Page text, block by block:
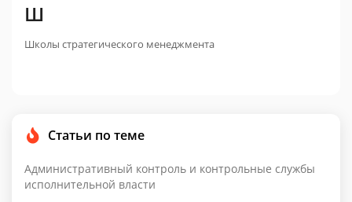
Ш
Школы стратегического менеджмента
Статьи по теме
Административный контроль и контрольные службы
исполнительной власти